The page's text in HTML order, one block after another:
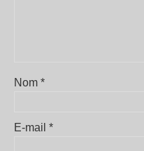
Nom *
E-mail *